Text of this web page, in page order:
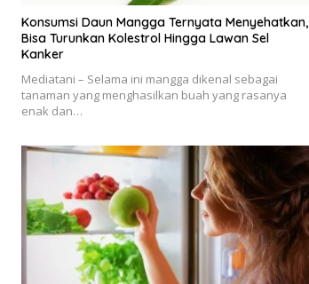
Konsumsi Daun Mangga Ternyata Menyehatkan,
Bisa Turunkan Kolestrol Hingga Lawan Sel
Kanker
Mediatani – Selama ini mangga dikenal sebagai
tanaman yang menghasilkan buah yang rasanya
enak dan…